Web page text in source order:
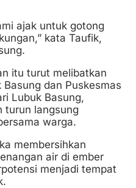
ajak untuk gotong
kata Taufik,
itu turut melibatkan
dan Puskesmas
Lubuk Basung,
turun langsung
warga.
membersihkan
air di ember
menjadi tempat